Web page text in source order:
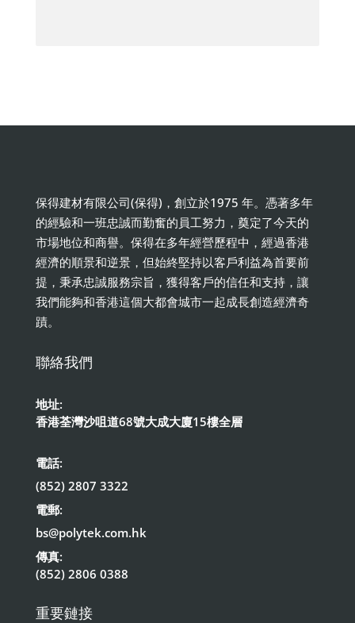
保得建材有限公司(保得)，創立於1975 年。憑著多年
的經驗和一班忠誠而勤奮的員工努力，奠定了今天的
市場地位和商譽。保得在多年經營歷程中，經過香港
經濟的順景和逆景，但始終堅持以客戶利益為首要前
提，秉承忠誠服務宗旨，獲得客戶的信任和支持，讓
我們能夠和香港這個大都會城市一起成長創造經濟奇
蹟。
聯絡我們
地址:
香港荃灣沙咀道68號大成大廈15樓全層
電話:
(852) 2807 3322
電郵:
bs@polytek.com.hk
傳真:
(852) 2806 0388
重要鏈接